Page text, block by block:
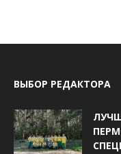
ВЫБОР РЕДАКТОРА